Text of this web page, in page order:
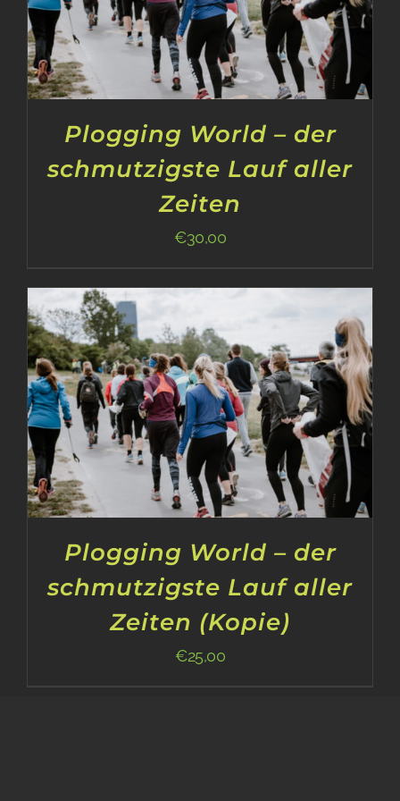
Plogging World – der
schmutzigste Lauf aller
Zeiten
€30,00
Plogging World – der
schmutzigste Lauf aller
Zeiten (Kopie)
€25,00